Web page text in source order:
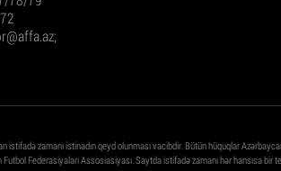
;
istifadə zamanı istinadın qeyd olunması vacibdir. Bütün hüquqlar
Federasiyaları Assosiasiyası. Saytda istifadə zamanı hər hansısa